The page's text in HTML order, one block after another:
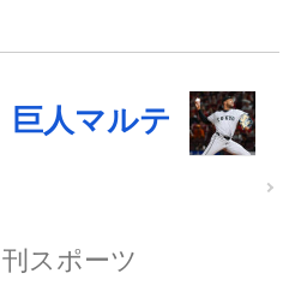
巨人マルテ
刊スポーツ